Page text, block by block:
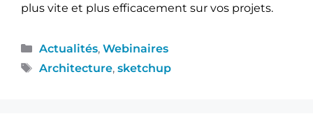
plus vite et plus efficacement sur vos projets.
Actualités, Webinaires
Architecture, sketchup